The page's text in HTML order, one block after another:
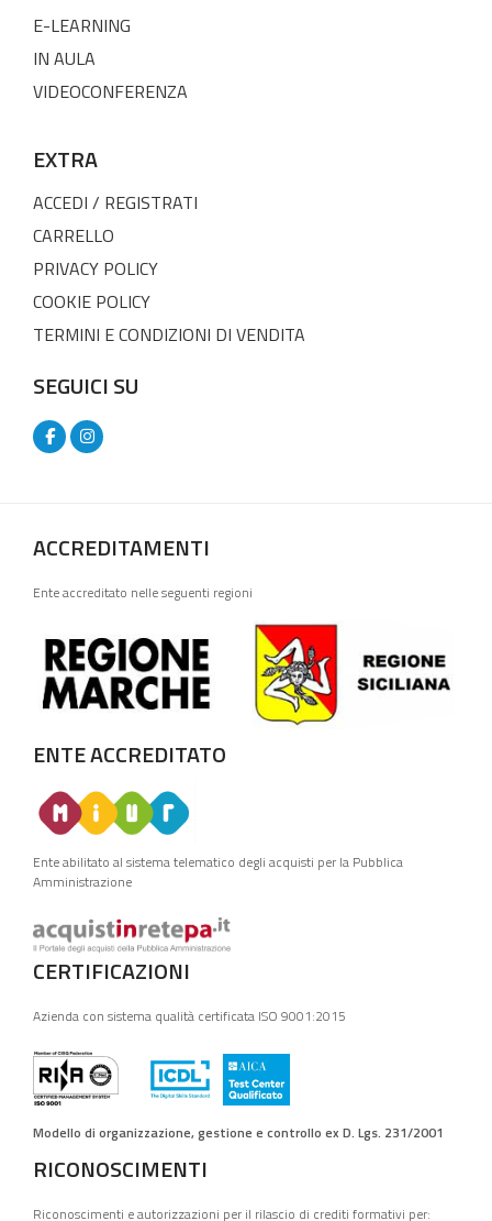
E-LEARNING
IN AULA
VIDEOCONFERENZA
EXTRA
ACCEDI / REGISTRATI
CARRELLO
PRIVACY POLICY
COOKIE POLICY
TERMINI E CONDIZIONI DI VENDITA
SEGUICI SU
ACCREDITAMENTI
Ente accreditato nelle seguenti regioni
ENTE ACCREDITATO
Ente abilitato al sistema telematico degli acquisti per la Pubblica
Amministrazione
CERTIFICAZIONI
Azienda con sistema qualità certificata ISO 9001:2015
Modello di organizzazione, gestione e controllo ex D. Lgs. 231/2001
RICONOSCIMENTI
Riconoscimenti e autorizzazioni per il rilascio di crediti formativi per: